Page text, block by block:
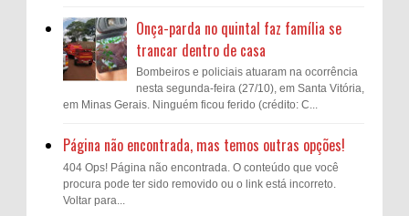
Onça-parda no quintal faz família se
trancar dentro de casa
Bombeiros e policiais atuaram na ocorrência
nesta segunda-feira (27/10), em Santa Vitória,
em Minas Gerais. Ninguém ficou ferido (crédito: C...
Página não encontrada, mas temos outras opções!
404 Ops! Página não encontrada. O conteúdo que você
procura pode ter sido removido ou o link está incorreto.
Voltar para...